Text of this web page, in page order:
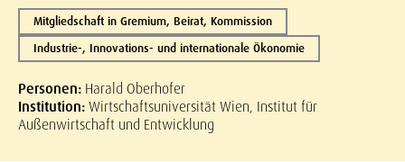
Mitgliedschaft in Gremium, Beirat, Kommission
Industrie-, Innovations- und internationale Ökonomie
Personen: Harald Oberhofer
Institution:Wirtschaftsuniversität Wien, Institut für
Außenwirtschaft und Entwicklung